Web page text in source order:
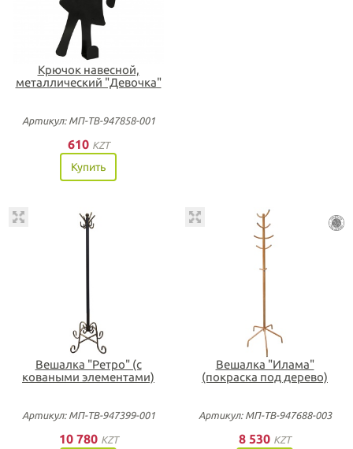
Крючок навесной,
металлический "Девочка"
Артикул: МП-ТВ-947858-001
610 KZT
Купить
Вешалка "Ретро" (с
коваными элементами)
Артикул: МП-ТВ-947399-001
10 780 KZT
Вешалка "Илама"
(покраска под дерево)
Артикул: МП-ТВ-947688-003
8 530 KZT